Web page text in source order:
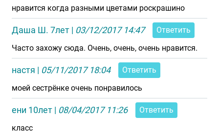
нравится когда разными цветами роскрашино
Даша Ш. 7лет | 03/12/2017 14:47
Ответить
Часто захожу сюда. Очень, очень, очень нравится.
настя | 05/11/2017 18:04
Ответить
моей сестрёнке очень понравилось
ени 10лет | 08/04/2017 11:26
Ответить
класс